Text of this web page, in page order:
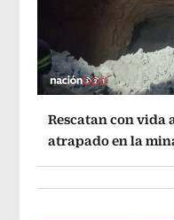
Rescatan con
atrapado en la